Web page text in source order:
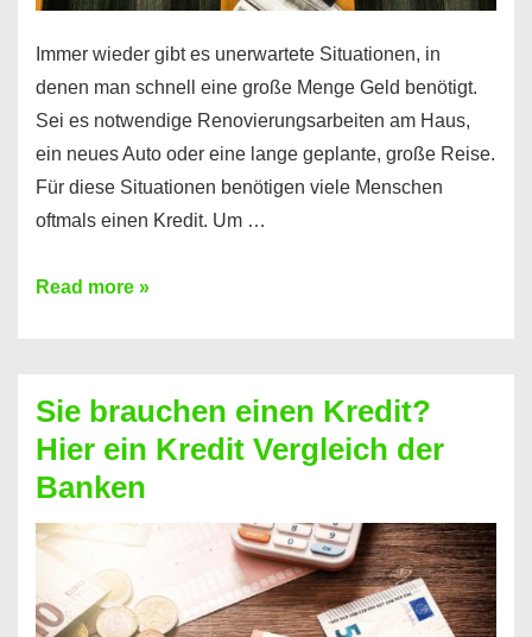
Immer wieder gibt es unerwartete Situationen, in
denen man schnell eine große Menge Geld benötigt.
Sei es notwendige Renovierungsarbeiten am Haus,
ein neues Auto oder eine lange geplante, große Reise.
Für diese Situationen benötigen viele Menschen
oftmals einen Kredit. Um …
Brauchen
Summe
Geld?
Hier
einen
10000
Euro
Kredit
Read more »
Sie brauchen einen Kredit?
Hier ein Kredit Vergleich der
Banken